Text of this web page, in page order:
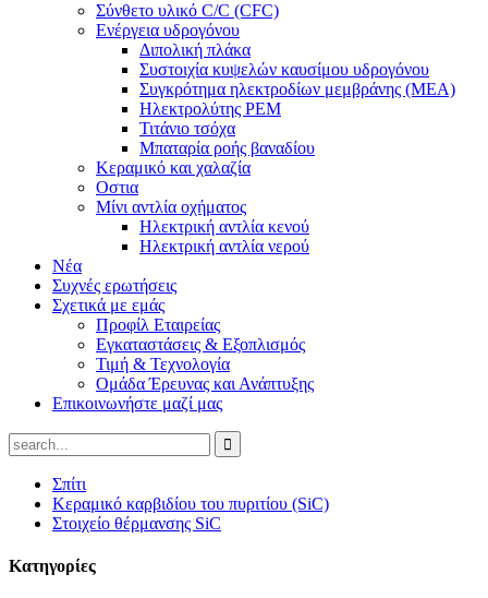
Σύνθετο υλικό C/C (CFC)
Ενέργεια υδρογόνου
Διπολική πλάκα
Συστοιχία κυψελών καυσίμου υδρογόνου
Συγκρότημα ηλεκτροδίων μεμβράνης (MEA)
Ηλεκτρολύτης PEM
Τιτάνιο τσόχα
Μπαταρία ροής βαναδίου
Κεραμικό και χαλαζία
Οστια
Μίνι αντλία οχήματος
Ηλεκτρική αντλία κενού
Ηλεκτρική αντλία νερού
Νέα
Συχνές ερωτήσεις
Σχετικά με εμάς
Προφίλ Εταιρείας
Εγκαταστάσεις & Εξοπλισμός
Τιμή & Τεχνολογία
Ομάδα Έρευνας και Ανάπτυξης
Επικοινωνήστε μαζί μας
Σπίτι
Κεραμικό καρβιδίου του πυριτίου (SiC)
Στοιχείο θέρμανσης SiC
Κατηγορίες